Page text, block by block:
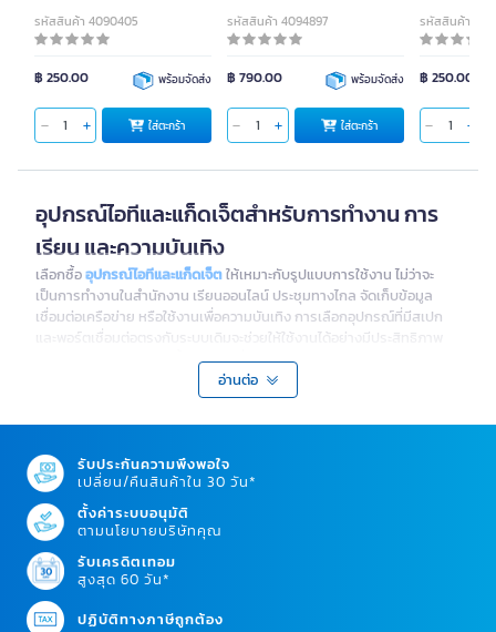
รหัสสินค้า 4090405
฿ 250.00 พร้อมจัดส่ง
ใส่ตะกร้า
รหัสสินค้า 4094897
฿ 790.00 พร้อมจัดส่ง
ใส่ตะกร้า
รหัสสินค้า
฿ 250.00
อุปกรณ์ไอทีและแก็ดเจ็ตสำหรับการทำงาน การ
เรียน และความบันเทิง
เลือกซื้ออุปกรณ์ไอทีและแก็ดเจ็ตให้เหมาะกับรูปแบบการใช้งาน ไม่ว่าจะ
เป็นการทำงานในสำนักงาน เรียนออนไลน์ ประชุมทางไกล จัดเก็บข้อมูล
เชื่อมต่อเครือข่าย หรือใช้งานเพื่อความบันเทิง การเลือกอุปกรณ์ที่มีสเปก
และพอร์ตเชื่อมต่อตรงกับระบบเดิมจะช่วยให้ใช้งานได้อย่างมีประสิทธิภาพ
และลดค่าใช้จ่ายจากการซื้ออุปกรณ์ที่ไม่รองรับกัน
อุปกรณ์ไอทีและแก็ดเจ็ตมีอะไรบ้าง?
สินค้าไอทีแต่ละประเภทถูกออกแบบมาเพื่อรองรับงานที่แตกต่างกัน ตั้งแต่
คอมพิวเตอร์และอุปกรณ์เสริม ไปจนถึงอุปกรณ์จัดเก็บข้อมูล ระบบเครือข่าย
และแก็ดเจ็ตสำหรับใช้งานในชีวิตประจำวัน โดยสามารถเลือกตามลักษณะ
การใช้งานได้ดังนี้
โทรศัพท์และอุปกรณ์เสริม
รวมโทรศัพท์มือถือ เคส สายชาร์จ หัวชาร์จ หูฟัง และอุปกรณ์เสริมสำหรับ
การสื่อสาร เหมาะกับการใช้งานส่วนตัวและธุรกิจ ควรตรวจสอบรุ่นอุปกรณ์
ประเภทพอร์ต กำลังไฟ และมาตรฐานการเชื่อมต่อก่อนเลือกซื้อ
อ่านต่อ
รับประกันความพึงพอใจ
เปลี่ยน/คืนสินค้าใน 30 วัน*
ตั้งค่าระบบอนุมัติ
ตามนโยบายบริษัทคุณ
รับเครดิตเทอม
สูงสุด 60 วัน*
ปฏิบัติทางภาษีถูกต้อง